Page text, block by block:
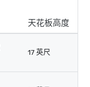
天花板高度
17 英尺